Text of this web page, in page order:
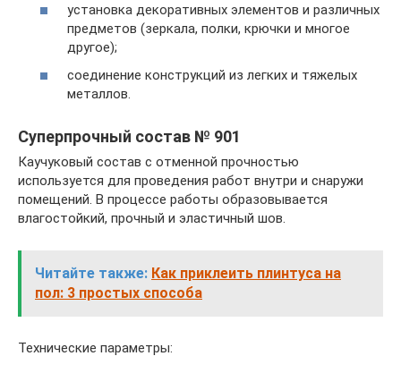
установка декоративных элементов и различных
предметов (зеркала, полки, крючки и многое
другое);
соединение конструкций из легких и тяжелых
металлов.
Суперпрочный состав № 901
Каучуковый состав с отменной прочностью
используется для проведения работ внутри и снаружи
помещений. В процессе работы образовывается
влагостойкий, прочный и эластичный шов.
Читайте также: Как приклеить плинтуса на
пол: 3 простых способа
Технические параметры: